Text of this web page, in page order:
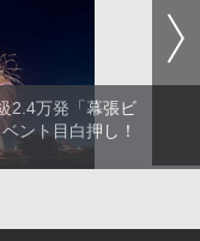
2.4万発「幕張ビ
ント目白押し！